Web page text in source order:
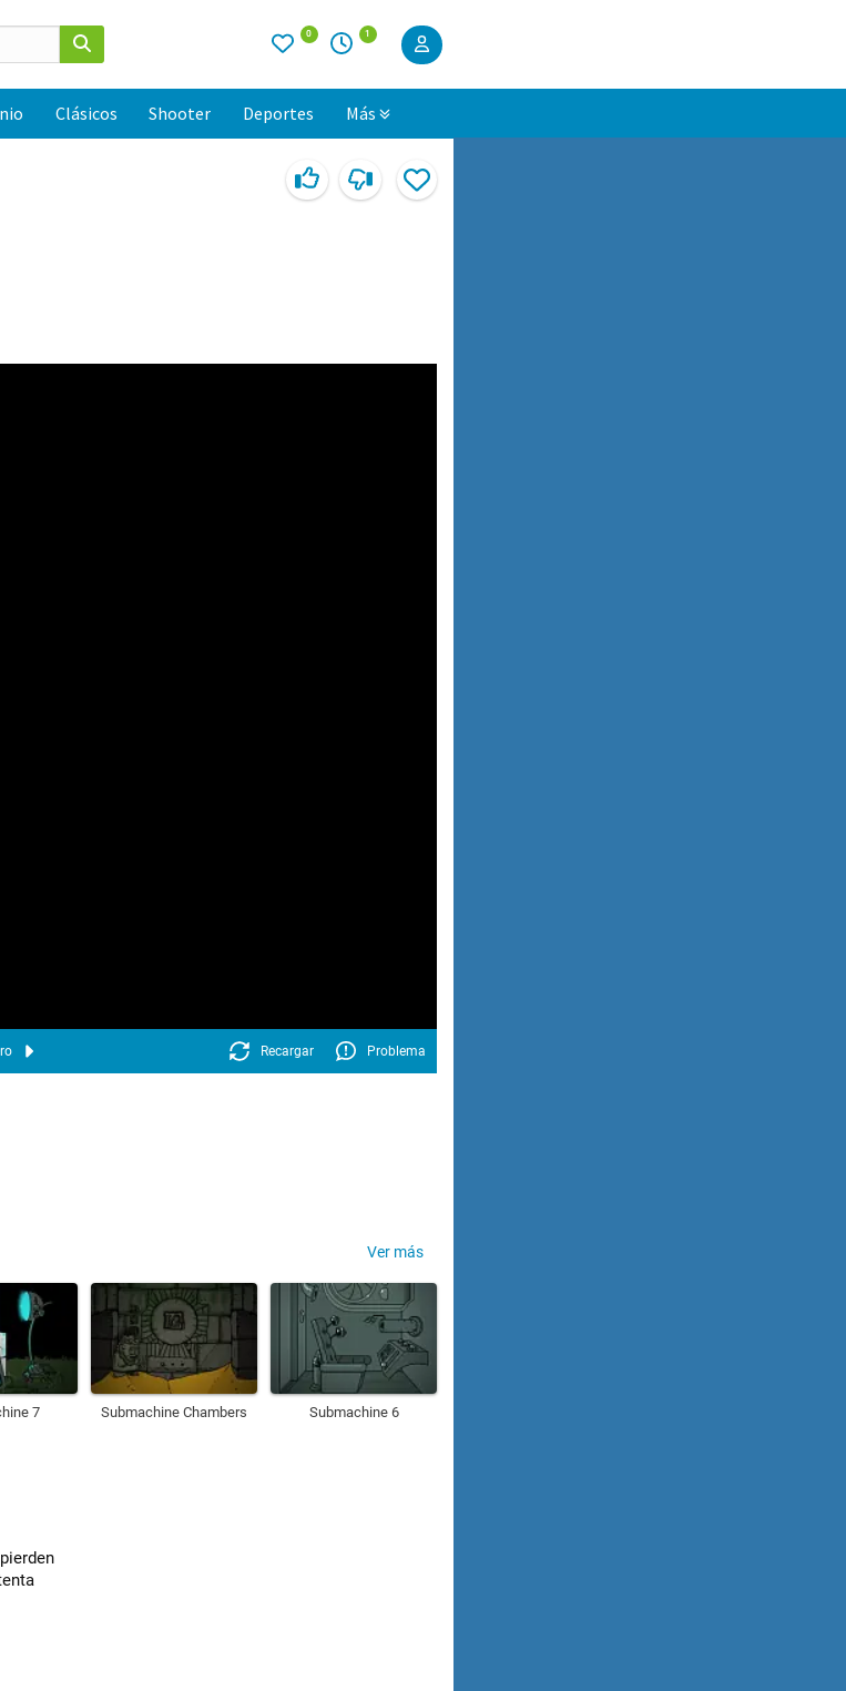
0 1
Clásicos Shooter Deportes Más
Recargar Problema
Ver más
7 Submachine Chambers Submachine 6